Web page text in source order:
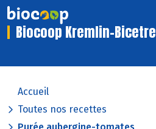
Biocoop Kremlin-Bicetre
Accueil
Toutes nos recettes